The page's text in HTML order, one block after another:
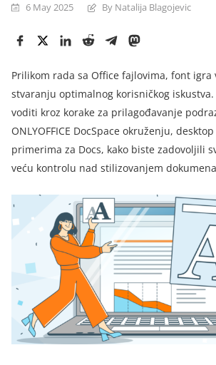
6 May 2025 By Natalija Blagojevic
Prilikom rada sa Office fajlovima, font igra
stvaranju optimalnog korisničkog iskustva.
voditi kroz korake za prilagođavanje
ONLYOFFICE DocSpace okruženju,
primerima za Docs, kako biste zadovoljili
veću kontrolu nad stilizovanjem